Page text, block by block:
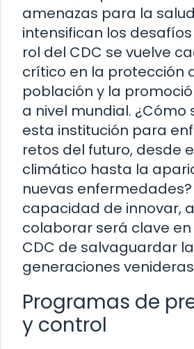
amenazas para la
intensifican los
rol del CDC se vuelve
crítico en la protección
población y la
a nivel mundial. ¿Cómo
esta institución para
retos del futuro, desde
climático hasta la
nuevas enfermedades?
capacidad de innovar,
colaborar será clave
CDC de salvaguardar
generaciones
Programas de
y control